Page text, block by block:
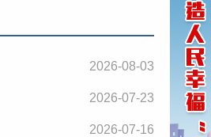
2026-08-03
2026-07-23
2026-07-16